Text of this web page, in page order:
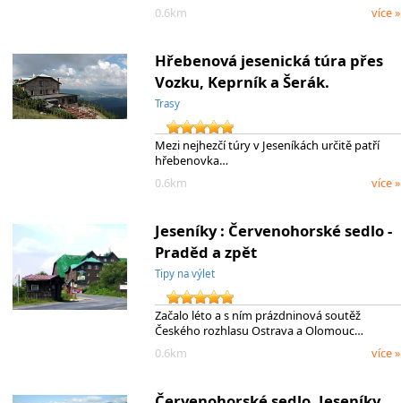
0.6km
více »
Hřebenová jesenická túra přes
Vozku, Keprník a Šerák.
Trasy
Mezi nejhezčí túry v Jeseníkách určitě patří
hřebenovka…
0.6km
více »
Jeseníky : Červenohorské sedlo -
Praděd a zpět
Tipy na výlet
Začalo léto a s ním prázdninová soutěž
Českého rozhlasu Ostrava a Olomouc…
0.6km
více »